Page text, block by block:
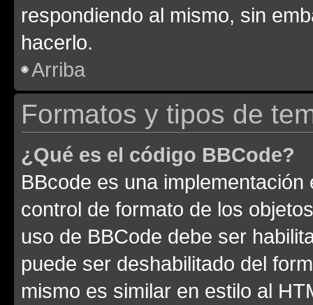
respondiendo al mismo, sin
hacerlo.
Arriba
Formatos y tipos de
¿Qué es el código BBCode?
BBcode es una
control de formato de los
uso de BBCode debe ser
puede ser deshabilitado del
mismo es similar en estilo al